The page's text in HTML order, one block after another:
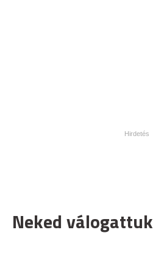
Neked válogattuk